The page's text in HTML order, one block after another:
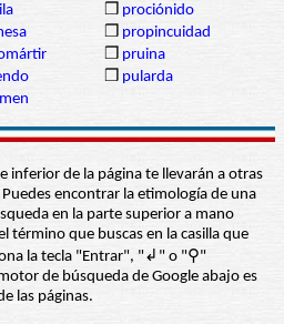
❒ prociónido
❒ propincuidad
❒ pruina
❒ pularda
inferior de la página te llevarán a otras
encontrar la etimología de una
en la parte superior a mano
término que buscas en la casilla que
la tecla "Entrar", "↲" o "⚲"
de búsqueda de Google abajo es
las páginas.